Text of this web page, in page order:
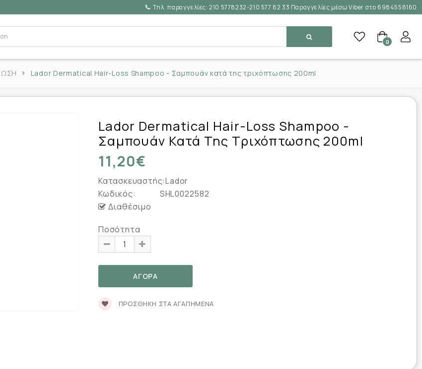
Τηλ. παραγγελίες:210 5778232-210 577 82 33 Παραγγελίες μέσω Viber στο 6984558160
0
Lador Dermatical Hair-Loss Shampoo - Σαμπουάν κατά της τριχόπτωσης 200ml
Lador Dermatical Hair-Loss Shampoo -
Σαμπουάν Κατά Της Τριχόπτωσης 200ml
11,20€
Κατασκευαστής:Lador
Κωδικός:
SHL0022582
Διαθέσιμο
Ποσότητα
ΠΡΟΣΘΉΚΗ ΣΤΑ ΑΓΑΠΗΜΈΝΑ